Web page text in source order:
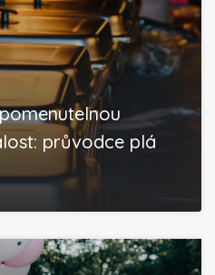
průvodce plá